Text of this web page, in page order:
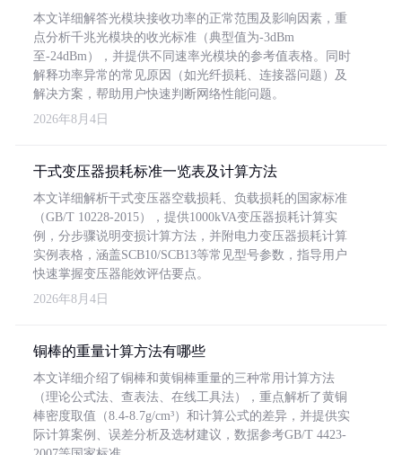
本文详细解答光模块接收功率的正常范围及影响因素，重
点分析千兆光模块的收光标准（典型值为-3dBm
至-24dBm），并提供不同速率光模块的参考值表格。同时
解释功率异常的常见原因（如光纤损耗、连接器问题）及
解决方案，帮助用户快速判断网络性能问题。
2026年8月4日
干式变压器损耗标准一览表及计算方法
本文详细解析干式变压器空载损耗、负载损耗的国家标准
（GB/T 10228-2015），提供1000kVA变压器损耗计算实
例，分步骤说明变损计算方法，并附电力变压器损耗计算
实例表格，涵盖SCB10/SCB13等常见型号参数，指导用户
快速掌握变压器能效评估要点。
2026年8月4日
铜棒的重量计算方法有哪些
本文详细介绍了铜棒和黄铜棒重量的三种常用计算方法
（理论公式法、查表法、在线工具法），重点解析了黄铜
棒密度取值（8.4-8.7g/cm³）和计算公式的差异，并提供实
际计算案例、误差分析及选材建议，数据参考GB/T 4423-